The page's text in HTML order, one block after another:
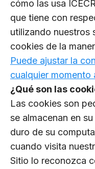
cómo las usa
que tiene con
utilizando nuestros
cookies de la
Puede ajustar la
cualquier momento
¿Qué son las
Las cookies son
se almacenan en
duro de su
cuando visita
Sitio lo reconozca